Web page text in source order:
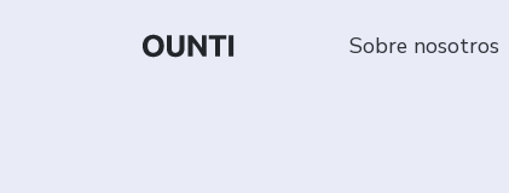
Sobre nosotros